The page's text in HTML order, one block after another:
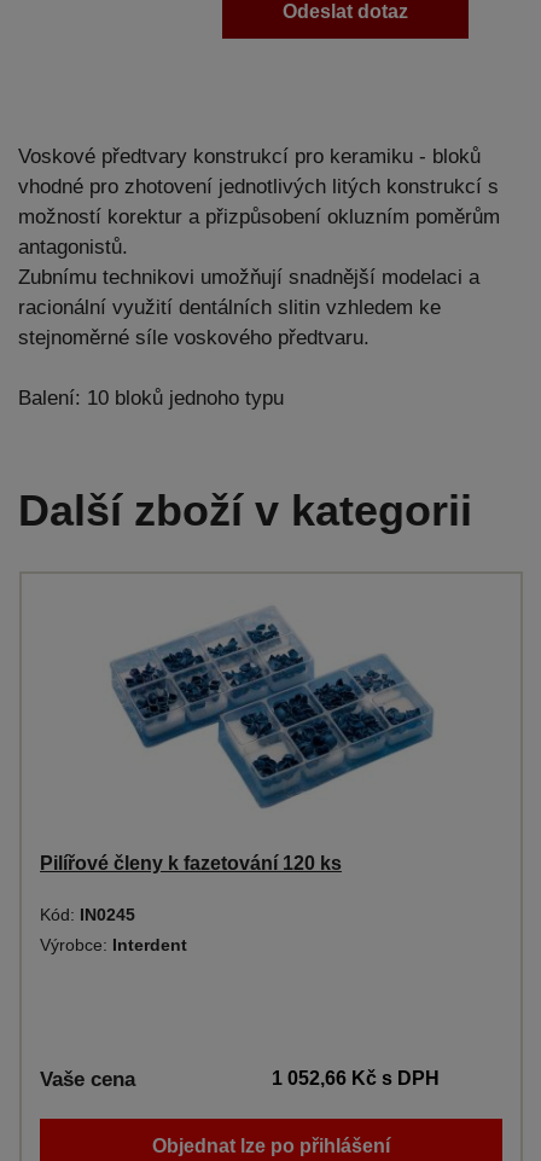
Odeslat dotaz
Voskové předtvary konstrukcí pro keramiku - bloků
vhodné pro zhotovení jednotlivých litých konstrukcí s
možností korektur a přizpůsobení okluzním poměrům
antagonistů.
Zubnímu technikovi umožňují snadnější modelaci a
racionální využití dentálních slitin vzhledem ke
stejnoměrné síle voskového předtvaru.
Balení: 10 bloků jednoho typu
Další zboží v kategorii
Pilířové členy k fazetování 120 ks
Kód: IN0245
Výrobce: Interdent
Vaše cena 1 052,66 Kčs DPH
Objednat lze po přihlášení